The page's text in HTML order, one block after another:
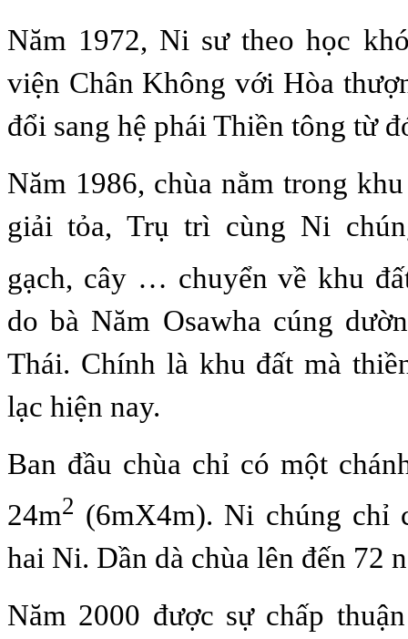
Năm 1972, Ni sư theo học
viện Chân Không với Hòa
đổi sang hệ phái Thiền tông từ
Năm 1986, chùa nằm trong
giải tỏa, Trụ trì cùng Ni
gạch, cây … chuyển về khu
do bà Năm Osawha cúng
Thái. Chính là khu đất mà
lạc hiện nay.
Ban đầu chùa chỉ có một
24m2 (6mX4m). Ni chúng chỉ
hai Ni. Dần dà chùa lên đến 72
Năm 2000 được sự chấp